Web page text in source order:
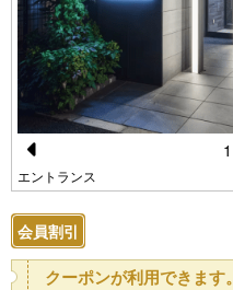
Pr
e
vi
エントランス
1
会員割引
クーポンが利用できます。